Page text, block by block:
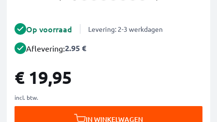
Op voorraad Levering: 2-3 werkdagen
Aflevering:2.95 €
€ 19,95
incl. btw.
IN WINKELWAGEN